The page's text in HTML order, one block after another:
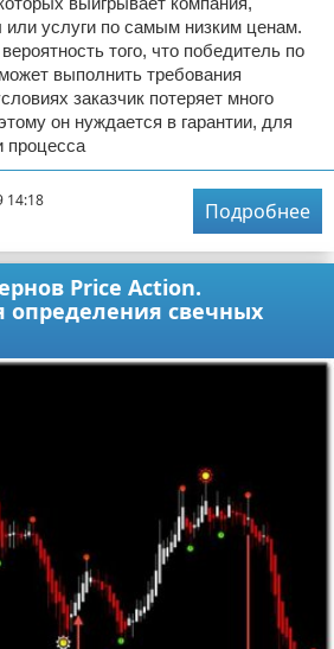
услуги по самым низким ценам.
того, что победитель по
выполнить требования
заказчик потеряет много
он нуждается в гарантии, для
процесса
14:18
Подробнее
Price Action.
свечных